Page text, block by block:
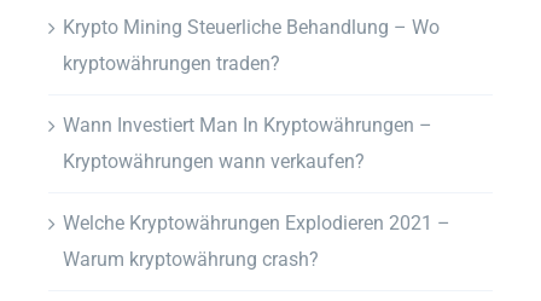
Krypto Mining Steuerliche Behandlung – Wo
kryptowährungen traden?
Wann Investiert Man In Kryptowährungen –
Kryptowährungen wann verkaufen?
Welche Kryptowährungen Explodieren 2021 –
Warum kryptowährung crash?